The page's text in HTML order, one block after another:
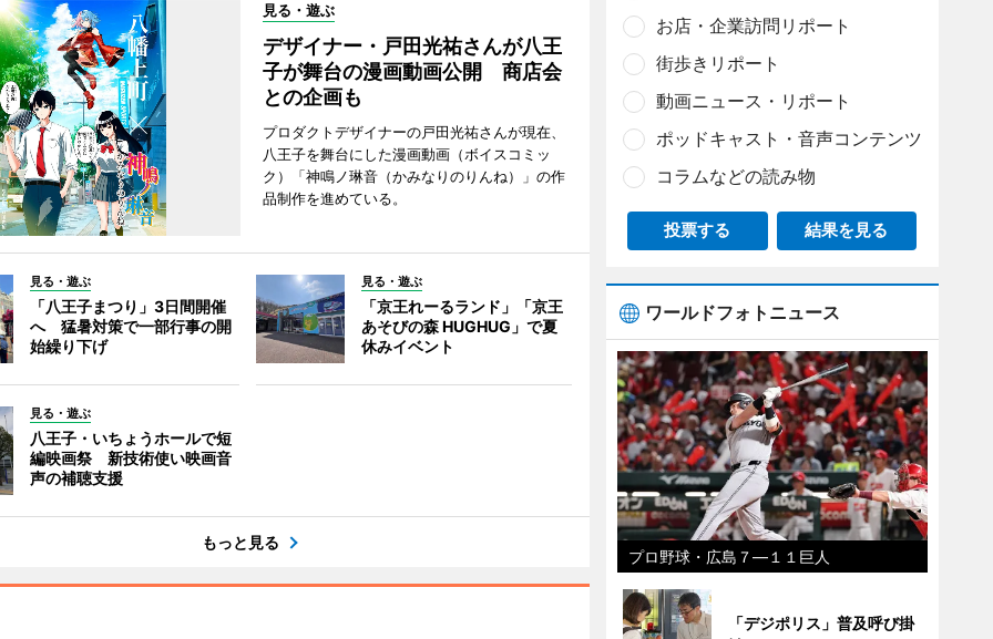
見る・遊ぶ
デザイナー・戸田光祐さんが八王
子が舞台の漫画動画公開 商店会
との企画も
プロダクトデザイナーの戸田光祐さんが現在、
八王子を舞台にした漫画動画（ボイスコミッ
ク）「神鳴ノ琳音（かみなりのりんね）」の作
品制作を進めている。
見る・遊ぶ
「八王子まつり」3日間開催
へ 猛暑対策で一部行事の開
始繰り下げ
見る・遊ぶ
「京王れーるランド」「京王
あそびの森 HUGHUG」で夏
休みイベント
見る・遊ぶ
八王子・いちょうホールで短
編映画祭 新技術使い映画音
声の補聴支援
もっと見る
お店・企業訪問リポート
街歩きリポート
動画ニュース・リポート
ポッドキャスト・音声コンテンツ
コラムなどの読み物
投票する 結果を見る
ワールドフォトニュース
プロ野球・広島７―１１巨人
「デジポリス」普及呼び掛